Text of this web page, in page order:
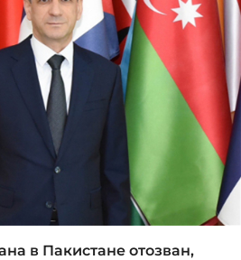
в Пакистане отозван,